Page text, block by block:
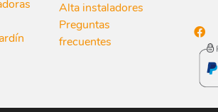
Alta instaladores
Preguntas
frecuentes